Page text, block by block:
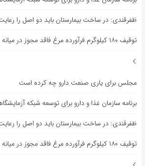
ظفرقندی: در ساخت بیمارستان باید دو اصل را
توقیف ۱۸۰ کیلوگرم فرآورده مرغ فاقد مجوز در میانه
مجلس برای یاری صنعت دارو چه کرده است
برنامه سازمان غذا و دارو برای توسعه شبکه
ظفرقندی: در ساخت بیمارستان باید دو اصل را
توقیف ۱۸۰ کیلوگرم فرآورده مرغ فاقد مجوز در میانه